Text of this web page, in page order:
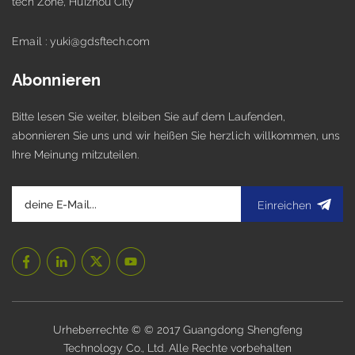
Email : yuki@gdsftech.com
Abonnieren
Bitte lesen Sie weiter, bleiben Sie auf dem Laufenden,
abonnieren Sie uns und wir heißen Sie herzlich willkommen, uns
Ihre Meinung mitzuteilen.
Einreichen
Urheberrechte © © 2017 Guangdong Shengfeng
Technology Co., Ltd. Alle Rechte vorbehalten